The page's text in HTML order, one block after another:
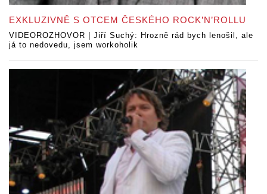
EXKLUZIVNĚ S OTCEM ČESKÉHO ROCK’N’ROLLU
VIDEOROZHOVOR | Jiří Suchý: Hrozně rád bych lenošil, ale
já to nedovedu, jsem workoholik